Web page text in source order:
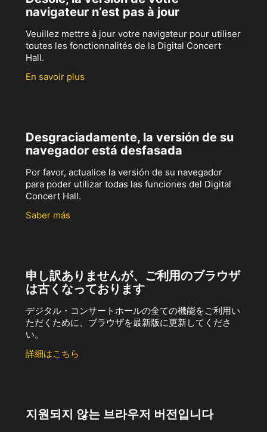
navigateur n’est pas à jour
Veuillez mettre à jour votre navigateur pour utiliser
toutes les fonctionnalités de la Digital Concert
Hall.
En savoir plus
Desgraciadamente, la versión de su
navegador está desfasada
Por favor, actualice la versión de su navegador
para poder utilizar todas las funciones del Digital
Concert Hall.
Saber más
申し訳ありませんが、ご利用のブラウザ
は古くなっております
デジタル・コンサートホールの全ての機能をご利用い
ただくために、ブラウザを最新版に更新してくださ
い。
詳細はこちら
지원되지 않는 브라우저 버전입니다